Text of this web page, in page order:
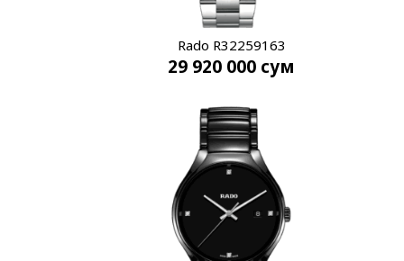
Rado R32259163
29 920 000 сум